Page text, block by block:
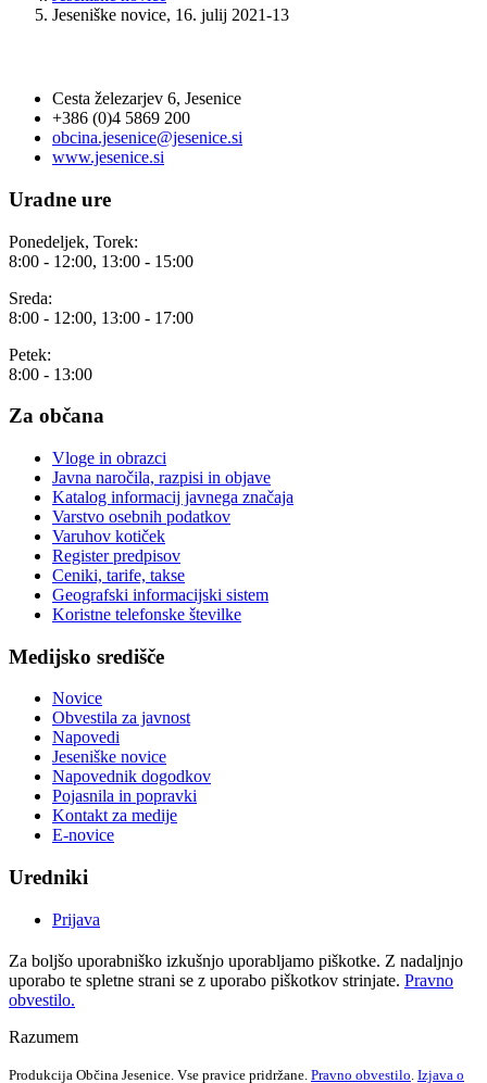
Jeseniške novice, 16. julij 2021-13
Cesta železarjev 6, Jesenice
+386 (0)4 5869 200
obcina.jesenice@jesenice.si
www.jesenice.si
Uradne ure
Ponedeljek, Torek:
8:00 - 12:00, 13:00 - 15:00
Sreda:
8:00 - 12:00, 13:00 - 17:00
Petek:
8:00 - 13:00
Za občana
Vloge in obrazci
Javna naročila, razpisi in objave
Katalog informacij javnega značaja
Varstvo osebnih podatkov
Varuhov kotiček
Register predpisov
Ceniki, tarife, takse
Geografski informacijski sistem
Koristne telefonske številke
Medijsko središče
Novice
Obvestila za javnost
Napovedi
Jeseniške novice
Napovednik dogodkov
Pojasnila in popravki
Kontakt za medije
E-novice
Uredniki
Prijava
Za boljšo uporabniško izkušnjo uporabljamo piškotke. Z nadaljnjo
uporabo te spletne strani se z uporabo piškotkov strinjate. Pravno
obvestilo.
Razumem
Produkcija Občina Jesenice. Vse pravice pridržane. Pravno obvestilo Izjava o